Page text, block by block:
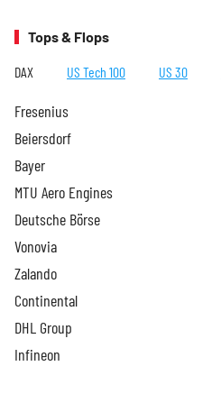
Tops & Flops
DAX US Tech 100 US 30
Fresenius
Beiersdorf
Bayer
MTU Aero Engines
Deutsche Börse
Vonovia
Zalando
Continental
DHL Group
Infineon